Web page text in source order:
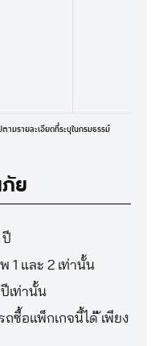
ามรายละเอียดที่ระบุในกรมธรรม์
ย
ปี
1 และ 2 เท่านั้น
เท่านั้น
ซื้อแพ็กเกจนี้ได้ ้เพียง